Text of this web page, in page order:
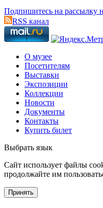
Подпишитесь на рассылку
RSS канал
О музее
Посетителям
Выставки
Экспозиции
Коллекции
Новости
Документы
Контакты
Купить билет
Выбрать язык
Cайт использует файлы
продолжайте им
Принять